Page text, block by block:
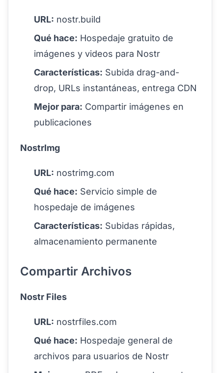
URL: nostr.build
Qué hace: Hospedaje gratuito de
imágenes y videos para Nostr
Características: Subida drag-and-
drop, URLs instantáneas, entrega CDN
Mejor para: Compartir imágenes en
publicaciones
NostrImg
URL: nostrimg.com
Qué hace: Servicio simple de
hospedaje de imágenes
Características: Subidas rápidas,
almacenamiento permanente
Compartir Archivos
Nostr Files
URL: nostrfiles.com
Qué hace: Hospedaje general de
archivos para usuarios de Nostr